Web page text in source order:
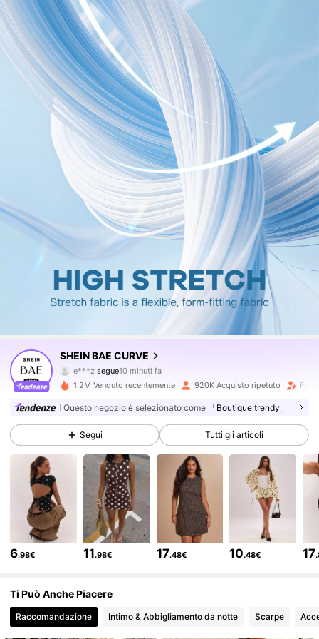
SHEIN BAE CURVE
e***zsegue10 minuti fa
A***3sta navigando
4.80 575K Follower
4.80 575K Follower
4.80 575K Follower
1.2M Venduto recentemente 920K Acquisto ripetuto
Questo negozio è selezionato come 「Boutique trendy」
Segui Tutti gli articoli
6.98€ 11.98€ 17.48€ 10.48€ 17
Ti Può Anche Piacere
Raccomandazione Intimo & Abbigliamento da notte Scarpe